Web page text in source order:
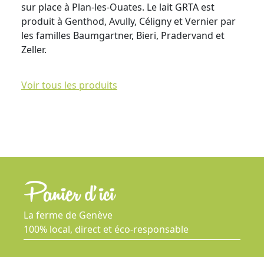
sur place à Plan-les-Ouates. Le lait GRTA est
produit à Genthod, Avully, Céligny et Vernier par
les familles Baumgartner, Bieri, Pradervand et
Zeller.
Voir tous les produits
La ferme de Genève
100% local, direct et éco-responsable